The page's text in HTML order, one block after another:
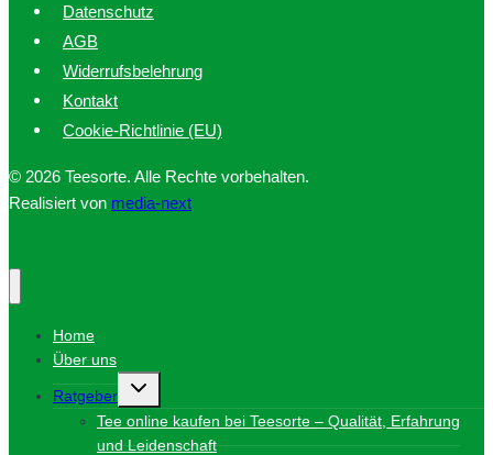
Datenschutz
AGB
Widerrufsbelehrung
Kontakt
Cookie-Richtlinie (EU)
© 2026 Teesorte. Alle Rechte vorbehalten.
Realisiert von media-next
Home
Über uns
Ratgeber
Untermenü
Tee online kaufen bei Teesorte – Qualität, Erfahrung
und Leidenschaft